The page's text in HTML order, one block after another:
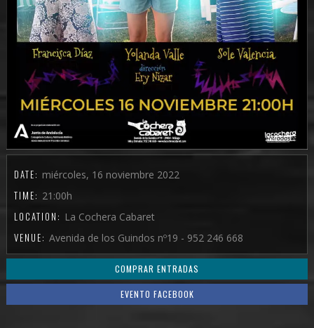
DATE: miércoles, 16 noviembre 2022
TIME: 21:00h
LOCATION: La Cochera Cabaret
VENUE: Avenida de los Guindos nº19 - 952 246 668
COMPRAR ENTRADAS
EVENTO FACEBOOK